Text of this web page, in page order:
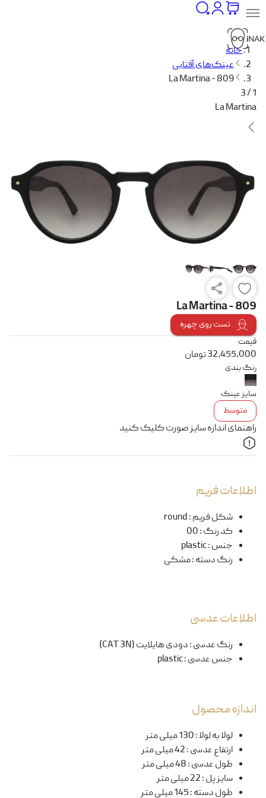
خانه
عینک‌های آفتابی
La Martina - 809
1 / 3
La Martina
La Martina - 809
تست روی چهره
قیمت
32,455,000تومان
رنگ بندی
سایز عینک
متوسط
راهنمای اندازه سایز صورت کلیک کنید
اطلاعات فریم
شکل فریم:
round
کد رنگ:
00
جنس:
plastic
رنگ دسته:مشکی
اطلاعات عدسی
رنگ عدسی:دودی هایلایت (CAT 3N)
جنس عدسی:
plastic
اندازه محصول
لولا به لولا:130 میلی متر
ارتفاع عدسی:42 میلی متر
طول عدسی:48 میلی متر
سایز پل:22 میلی متر
طول دسته:145 میلی متر